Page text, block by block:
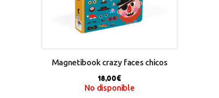
Magnetibook crazy faces chicos
18,00€
No disponible